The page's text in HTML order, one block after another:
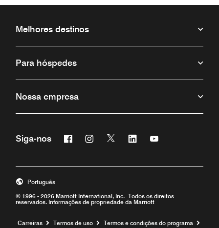
Melhores destinos
Para hóspedes
Nossa empresa
Siga-nos FacebookInstagram
Twitter Linkedin
© 1996 - 2026 Marriott International, Inc. Todos os direitos
reservados. Informações de propriedade da Marriott
Português
Carreiras Termos de uso Termos e condições do programa